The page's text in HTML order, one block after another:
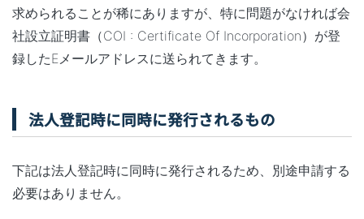
求められることが稀にありますが、特に問題がなければ会
社設立証明書（COI : Certificate Of Incorporation）が登
録したEメールアドレスに送られてきます。
法人登記時に同時に発行されるもの
下記は法人登記時に同時に発行されるため、別途申請する
必要はありません。